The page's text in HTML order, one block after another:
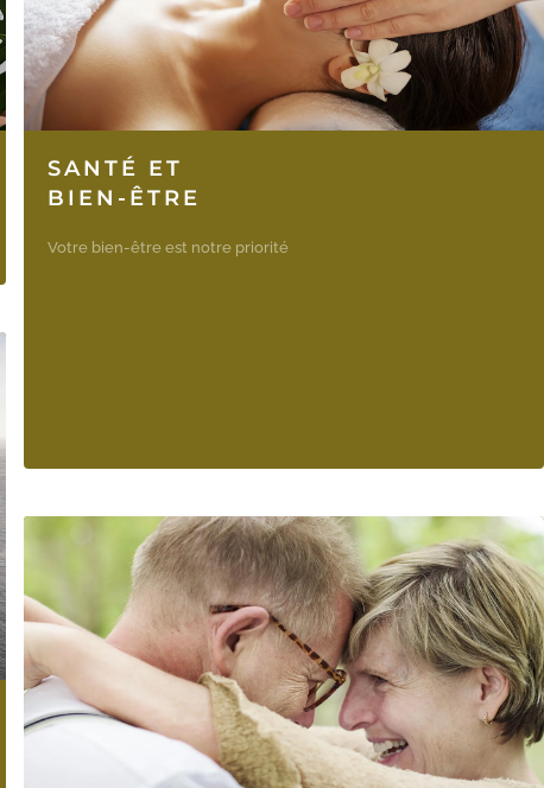
SANTÉ ET
BIEN-ÊTRE
Votre bien-être est notre priorité